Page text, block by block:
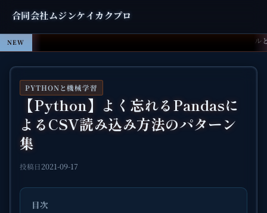
合同会社ムジンケイカクプロ
NEW ClaudeがAfter Effectsを操作する時代へ：MCP連携ツール
PYTHONと機械学習
【Python】よく忘れるPandasに
よるCSV読み込み方法のパターン
集
投稿日2021-09-17
目次